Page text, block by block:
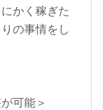
かく稼ぎた
の事情をし
可能＞